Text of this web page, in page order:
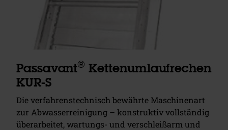
Passavant® Kettenumlaufrechen
KUR-S
Die verfahrenstechnisch bewährte Maschinenart
zur Abwasserreinigung – konstruktiv vollständig
überarbeitet, wartungs- und verschleißarm und